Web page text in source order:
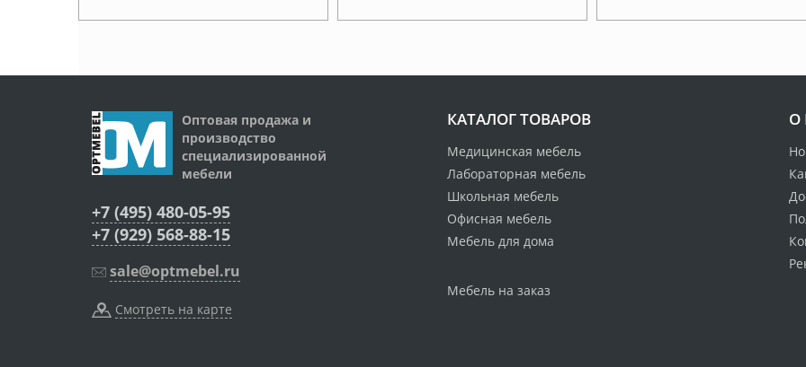
Оптовая продажа и
производство
специализированной
мебели
+7 (495) 480-05-95
+7 (929) 568-88-15
sale@optmebel.ru
Смотреть на карте
КАТАЛОГ ТОВАРОВ
Медицинская мебель
Лабораторная мебель
Школьная мебель
Офисная мебель
Мебель для дома
Мебель на заказ
О